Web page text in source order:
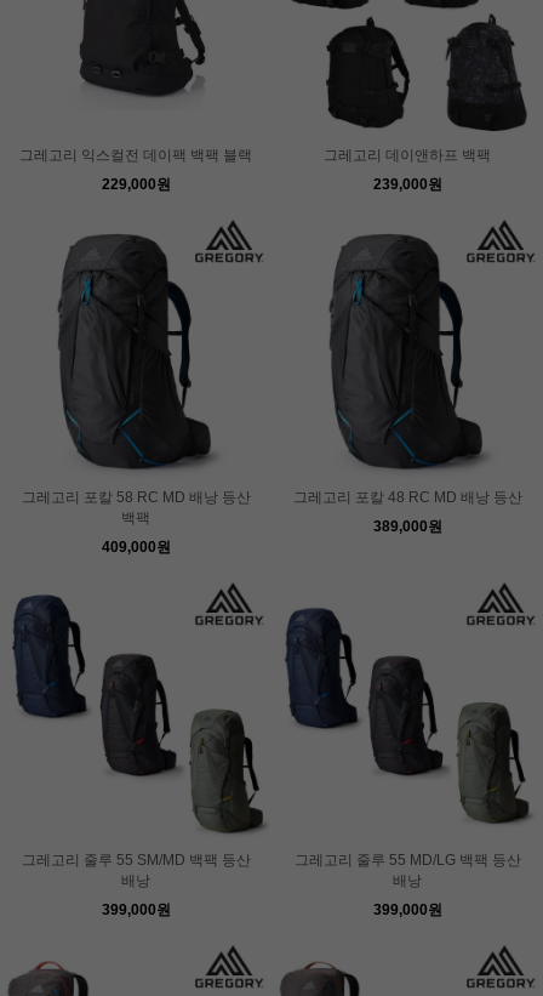
그레고리 익스컬전 데이팩 백팩 블랙
229,000원
그레고리 데이앤하프 백팩
239,000원
그레고리 포칼 58 RC MD 배낭 등산
백팩
409,000원
그레고리 포칼 48 RC MD 배낭 등산
389,000원
그레고리 줄루 55 SM/MD 백팩 등산
배낭
399,000원
그레고리 줄루 55 MD/LG 백팩 등산
배낭
399,000원